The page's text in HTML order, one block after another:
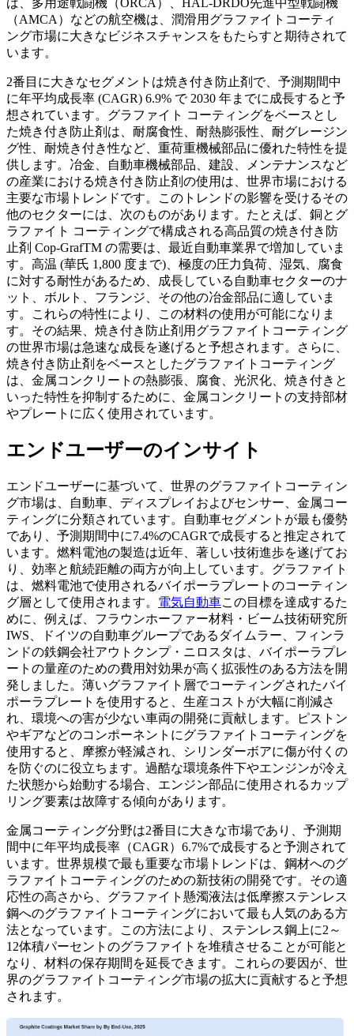
（AMCA）などの航空機は、潤滑用グラファイトコーティ
ング市場に大きなビジネスチャンスをもたらすと期待されて
います。
2番目に大きなセグメントは焼き付き防止剤で、予測期間中
に年平均成長率 (CAGR) 6.9% で 2030 年までに成長すると予
想されています。グラファイト コーティングをベースとし
た焼き付き防止剤は、耐腐食性、耐熱膨張性、耐グレージン
グ性、耐焼き付き性など、重荷重機械部品に優れた特性を提
供します。冶金、自動車機械部品、建設、メンテナンスなど
の産業における焼き付き防止剤の使用は、世界市場における
主要な市場トレンドです。このトレンドの影響を受けるその
他のセクターには、次のものがあります。たとえば、銅とグ
ラファイト コーティングで構成される高品質の焼き付き防
止剤 Cop-GrafTM の需要は、最近自動車業界で増加していま
す。高温 (華氏 1,800 度まで)、極度の圧力負荷、湿気、腐食
に対する耐性があるため、成長している自動車セクターのナ
ット、ボルト、フランジ、その他の冶金部品に適していま
す。これらの特性により、この材料の使用が可能になりま
す。その結果、焼き付き防止剤用グラファイトコーティング
の世界市場は急速な成長を遂げると予想されます。さらに、
焼き付き防止剤をベースとしたグラファイトコーティング
は、金属コンクリートの熱膨張、腐食、光沢化、焼き付きと
いった特性を抑制するために、金属コンクリートの支持部材
やプレートに広く使用されています。
エンドユーザーのインサイト
エンドユーザーに基づいて、世界のグラファイトコーティン
グ市場は、自動車、ディスプレイおよびセンサー、金属コー
ティングに分類されています。自動車セグメントが最も優勢
であり、予測期間中に7.4%のCAGRで成長すると推定されて
います。燃料電池の製造は近年、著しい技術進歩を遂げてお
り、効率と航続距離の両方が向上しています。グラファイト
は、燃料電池で使用されるバイポーラプレートのコーティン
グ層として使用されます。 電気自動車この目標を達成するた
めに、例えば、フラウンホーファー材料・ビーム技術研究所
IWS、ドイツの自動車グループであるダイムラー、フィンラ
ンドの鉄鋼会社アウトクンプ・ニロスタは、バイポーラプレ
ートの量産のための費用対効果が高く拡張性のある方法を開
発しました。薄いグラファイト層でコーティングされたバイ
ポーラプレートを使用すると、生産コストが大幅に削減さ
れ、環境への害が少ない車両の開発に貢献します。ピストン
やギアなどのコンポーネントにグラファイトコーティングを
使用すると、摩擦が軽減され、シリンダーボアに傷が付くの
を防ぐのに役立ちます。過酷な環境条件下やエンジンが冷え
た状態から始動する場合、エンジン部品に使用されるカップ
リング要素は故障する傾向があります。
金属コーティング分野は2番目に大きな市場であり、予測期
間中に年平均成長率（CAGR）6.7%で成長すると予測されて
います。世界規模で最も重要な市場トレンドは、鋼材へのグ
ラファイトコーティングのための新技術の開発です。その適
応性の高さから、グラファイト懸濁液法は低摩擦ステンレス
鋼へのグラファイトコーティングにおいて最も人気のある方
法となっています。この方法により、ステンレス鋼上に2～
12体積パーセントのグラファイトを堆積させることが可能と
なり、材料の保存期間を延長できます。これらの要因が、世
界のグラファイトコーティング市場の拡大に貢献すると予想
されます。